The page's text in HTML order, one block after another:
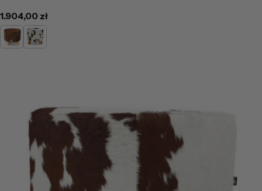
Cena
regularna
1.904,00 zł
Jasno
Brązowa
Łaciaty